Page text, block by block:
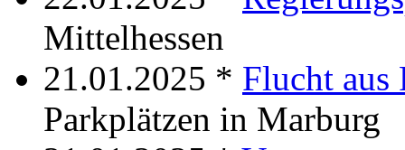
Mittelhessen
21.01.2025 * Flucht aus
Parkplätzen in Marburg